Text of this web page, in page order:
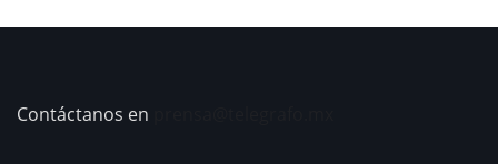
Contáctanos en